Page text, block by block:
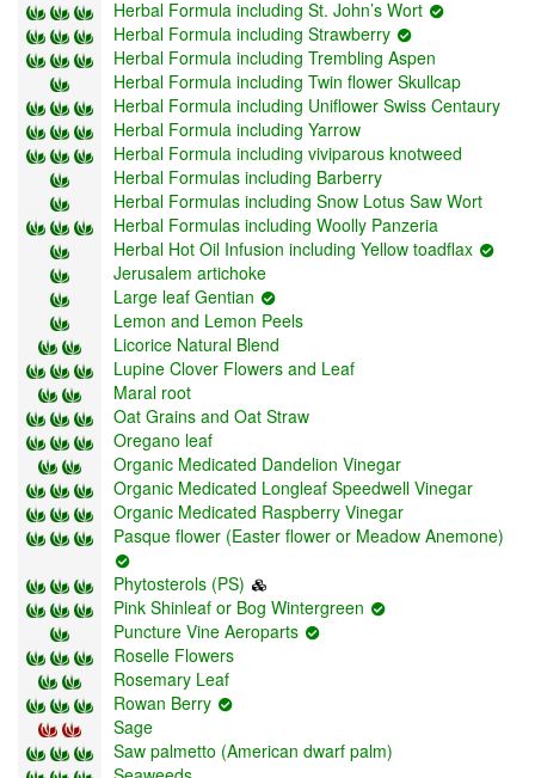
Herbal Formula including St. John’s Wort
Herbal Formula including Strawberry
Herbal Formula including Trembling Aspen
Herbal Formula including Twin flower Skullcap
Herbal Formula including Uniflower Swiss Centaury
Herbal Formula including Yarrow
Herbal Formula including viviparous knotweed
Herbal Formulas including Barberry
Herbal Formulas including Snow Lotus Saw Wort
Herbal Formulas including Woolly Panzeria
Herbal Hot Oil Infusion including Yellow toadflax
Jerusalem artichoke
Large leaf Gentian
Lemon and Lemon Peels
Licorice Natural Blend
Lupine Clover Flowers and Leaf
Maral root
Oat Grains and Oat Straw
Oregano leaf
Organic Medicated Dandelion Vinegar
Organic Medicated Longleaf Speedwell Vinegar
Organic Medicated Raspberry Vinegar
Pasque flower (Easter flower or Meadow Anemone)
Phytosterols (PS)
Pink Shinleaf or Bog Wintergreen
Puncture Vine Aeroparts
Roselle Flowers
Rosemary Leaf
Rowan Berry
Sage
Saw palmetto (American dwarf palm)